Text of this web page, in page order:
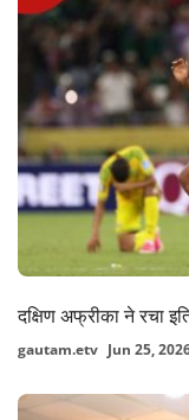
दक्षिण अफ्रीका ने रचा
gautam.etv Jun 25,